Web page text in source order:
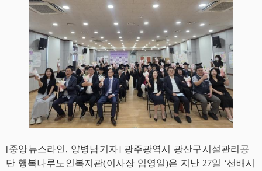
[중앙뉴스라인, 양병남기자] 광주광역시 광산구시설관리공
단 행복나루노인복지관(이사장 임영일)은 지난 27일 ‘선배시